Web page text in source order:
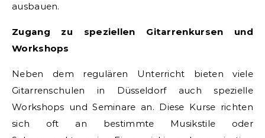
ausbauen.
Zugang zu speziellen Gitarrenkursen und
Workshops
Neben dem regulären Unterricht bieten viele
Gitarrenschulen in Düsseldorf auch spezielle
Workshops und Seminare an. Diese Kurse richten
sich oft an bestimmte Musikstile oder